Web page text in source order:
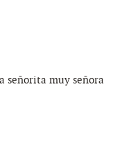
señorita muy señora